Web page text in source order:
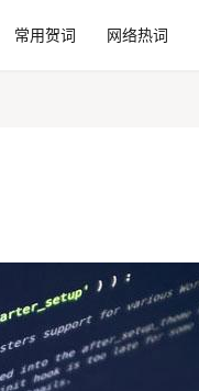
常用贺词 网络热词